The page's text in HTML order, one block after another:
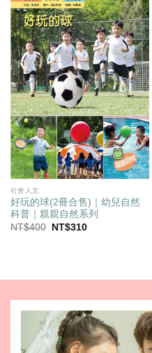
社會人文
好玩的球(2冊合售)｜幼兒自然
科普｜親親自然系列
NT$400
原
NT$310目